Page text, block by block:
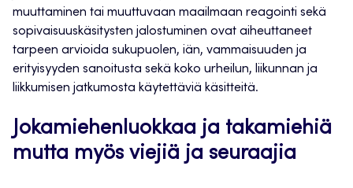
muuttaminen tai muuttuvaan maailmaan reagointi sekä
sopivaisuuskäsitysten jalostuminen ovat aiheuttaneet
tarpeen arvioida sukupuolen, iän, vammaisuuden ja
erityisyyden sanoitusta sekä koko urheilun, liikunnan ja
liikkumisen jatkumosta käytettäviä käsitteitä.
Jokamiehenluokkaa ja takamiehiä
mutta myös viejiä ja seuraajia